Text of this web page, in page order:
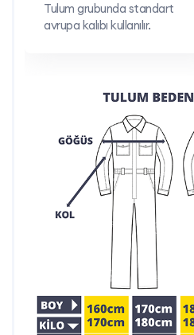
Özelleştirme İmkânı:
uygulamaları ile
avantajlı fiyat ve hızlı
Hızlı Teslimat:
teslim ederek
önleriz.
İletişim Bilgileri:
Telefon: 0212 909 19 45
WhatsApp: 0532 685 83 00
Mail:teklif@ismarketi.com
Tulum grubunda standart
avrupa kalıbı kullanılır.